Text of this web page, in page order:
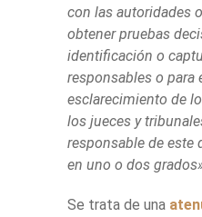
con las autoridades
obtener pruebas
identificación o
responsables o para
esclarecimiento de
los jueces y
responsable de este
en uno o dos
Se trata de una